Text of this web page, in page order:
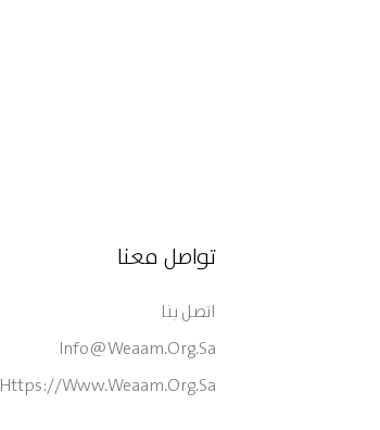
تواصل معنا
اتصل بنا
Info@weaam.org.sa
Https://www.weaam.org.sa